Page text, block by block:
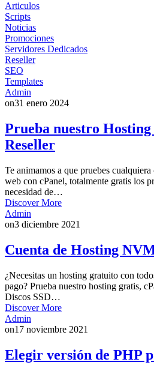
Articulos
Scripts
Noticias
Promociones
Servidores Dedicados
Reseller
SEO
Templates
Admin
on31 enero 2024
Prueba nuestro
Reseller
Te animamos a que pruebes
web con cPanel, totalmente gratis los
necesidad de…
Discover More
Admin
on3 diciembre 2021
Cuenta de Hosting
¿Necesitas un hosting gratuito con
pago? Prueba nuestro hosting gratis,
Discos SSD…
Discover More
Admin
on17 noviembre 2021
Elegir versión de PHP